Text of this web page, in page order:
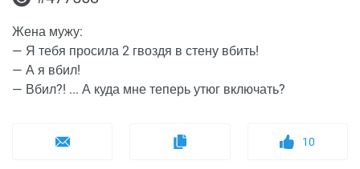
Жена мужу:
— Я тебя просила 2 гвоздя в стену вбить!
— А я вбил!
— Вбил?! ... А куда мне теперь утюг включать?
10